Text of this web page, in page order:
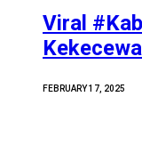
Viral
FEBRUARY 17, 2025